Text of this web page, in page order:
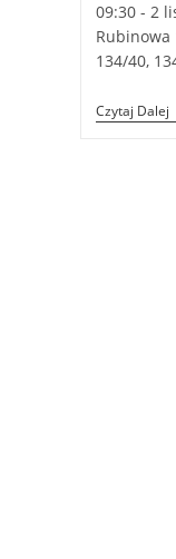
09:30 - 2
Rubinowa
134/40,
Czytaj Dalej